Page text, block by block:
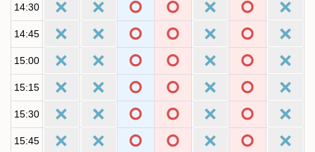
14:30
14:45
15:00
15:15
15:30
15:45